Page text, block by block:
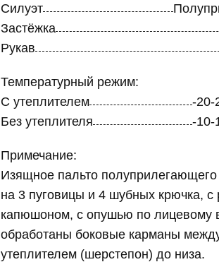
Силуэт
Застёжка
Рукав
Температурный режим:
С утеплителем
-20-
Без утеплителя
-10-
Примечание:
Изящное пальто полуприлегающего
на 3 пуговицы и 4 шубных крючка,
капюшоном, с опушью по лицевому
обработаны боковые карманы
утеплителем (шерстепон) до низа.